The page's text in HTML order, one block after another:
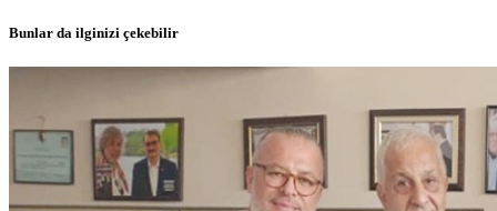
Bunlar da ilginizi çekebilir